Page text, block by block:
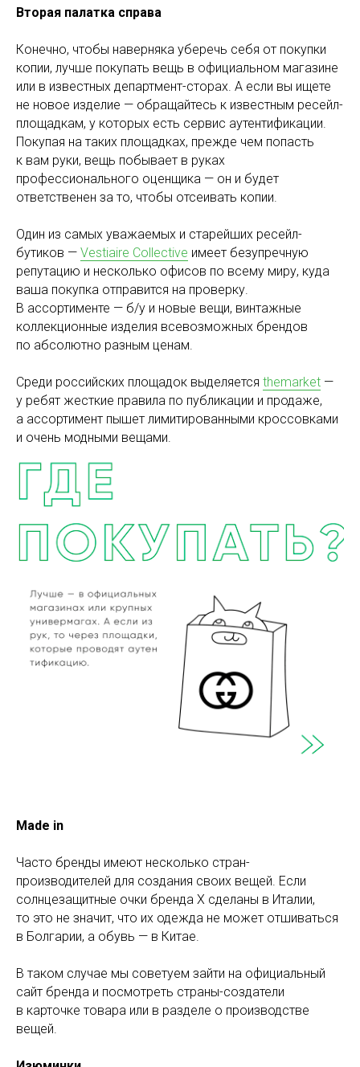
Вторая палатка справа
Конечно, чтобы наверняка уберечь себя от покупки
копии, лучше покупать вещь в официальном магазине
или в известных департмент-сторах. А если вы ищете
не новое изделие — обращайтесь к известным ресейл-
площадкам, у которых есть сервис аутентификации.
Покупая на таких площадках, прежде чем попасть
к вам руки, вещь побывает в руках
профессионального оценщика — он и будет
ответственен за то, чтобы отсеивать копии.
Один из самых уважаемых и старейших ресейл-
бутиков — Vestiaire Collective имеет безупречную
репутацию и несколько офисов по всему миру, куда
ваша покупка отправится на проверку.
В ассортименте — б/у и новые вещи, винтажные
коллекционные изделия всевозможных брендов
по абсолютно разным ценам.
Среди российских площадок выделяется themarket —
у ребят жесткие правила по публикации и продаже,
а ассортимент пышет лимитированными кроссовками
и очень модными вещами.
Made in
Часто бренды имеют несколько стран-
производителей для создания своих вещей. Если
солнцезащитные очки бренда X сделаны в Италии,
то это не значит, что их одежда не может отшиваться
в Болгарии, а обувь — в Китае.
В таком случае мы советуем зайти на официальный
сайт бренда и посмотреть страны-создатели
в карточке товара или в разделе о производстве
вещей.